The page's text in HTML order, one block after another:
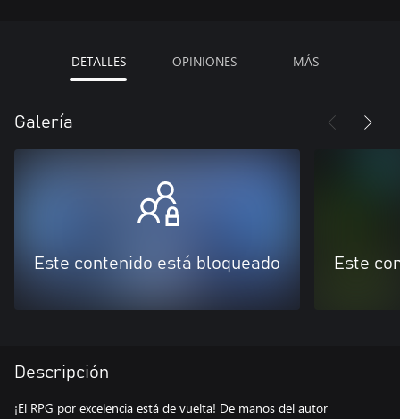
DETALLES OPINIONES MÁS
Galería
Este contenido está bloqueado Este
Descripción
¡El RPG por excelencia está de vuelta! De manos del autor